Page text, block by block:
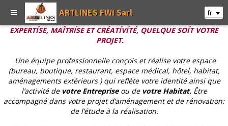
EXPERTÍSE, MAÎTRÍSE ET CRÉATÍVÍTÉ, QUELQUE SOÍT VOTRE
PROJET.
Une équipe professionnelle conçois et réalise votre espace
(bureau, boutique, restaurant, espace médical, hôtel, habitat,
aménagements extérieurs ) qui reflète votre identité ainsi que
l’activité de votre Entrepriseou de votre Habitat. Être
accompagné dans votre projet d’aménagement et de rénovation:
de l’étude à la réalisation.
ARTLINES FWI Sarl fr